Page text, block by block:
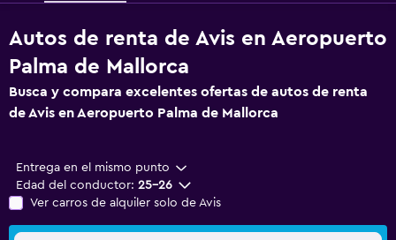
Autos de renta de Avis en Aeropuerto
Palma de Mallorca
Busca y compara excelentes ofertas de autos de renta
de Avis en Aeropuerto Palma de Mallorca
Entrega en el mismo punto
Edad del conductor: 25-26
Ver carros de alquiler solo de Avis